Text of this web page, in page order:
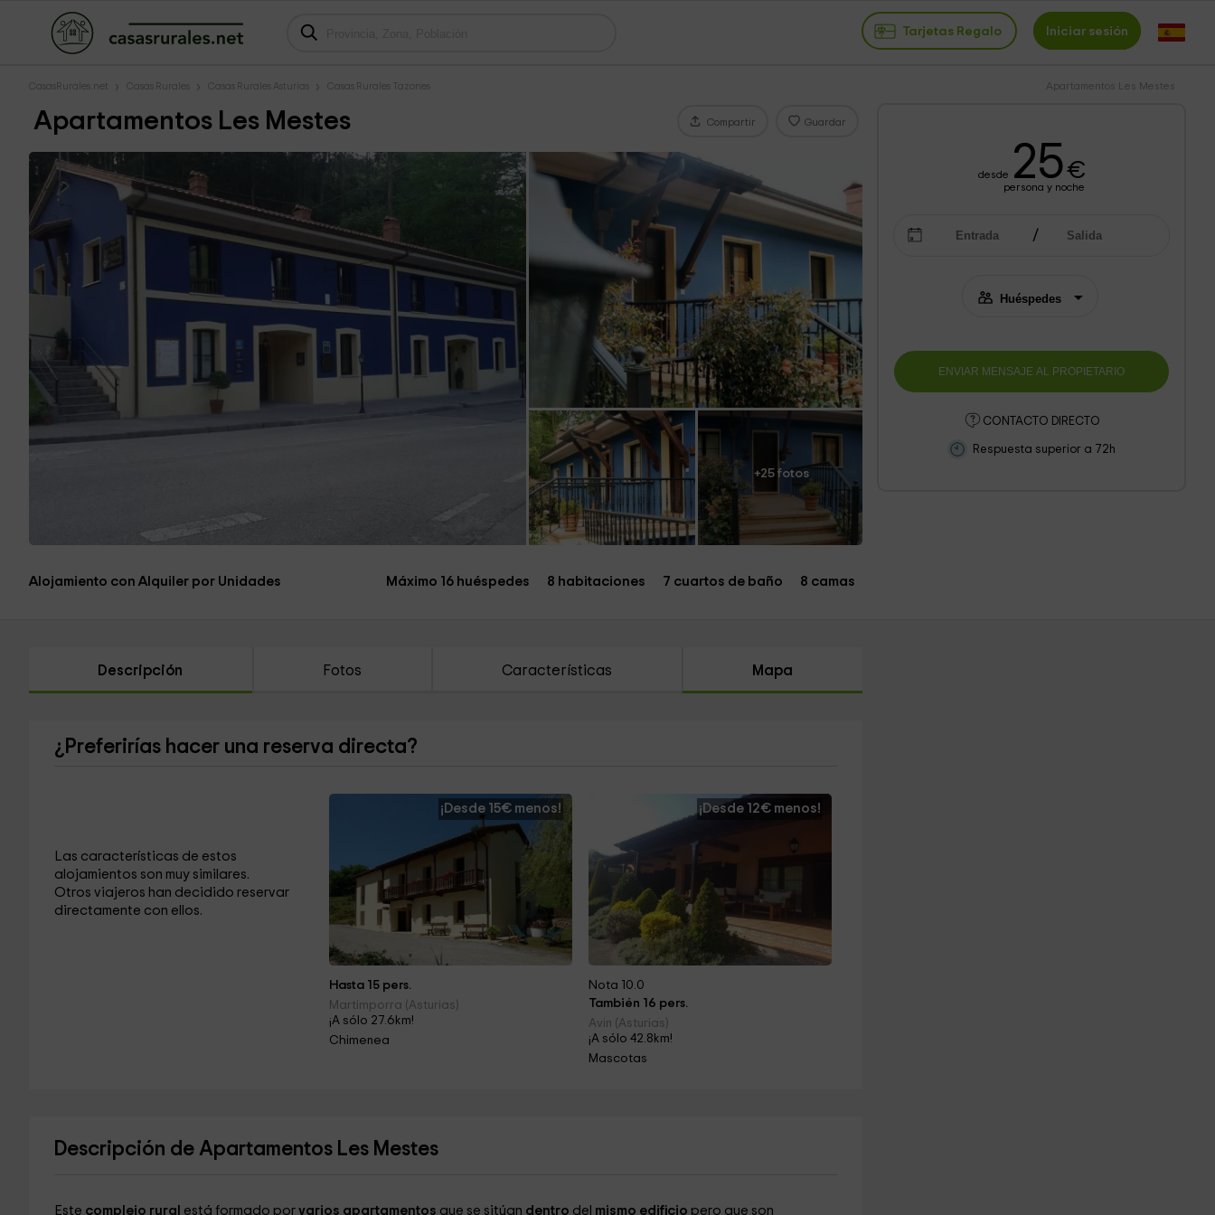
Tarjetas Regalo Iniciar sesión
CasasRurales.net Casas Rurales Casas Rurales Asturias Casas Rurales Tazones Apartamentos Les Mestes
Apartamentos Les Mestes Compartir Guardar
+25 fotos
desde 25€
persona y noche
CONTACTO DIRECTO
Respuesta superior a 72h
Alojamiento con Alquiler por Unidades Máximo 16 huéspedes 8 habitaciones 7 cuartos de baño 8 camas
Descripción Fotos Características Mapa
¿Preferirías hacer una reserva directa?
Las características de estos
alojamientos son muy similares.
Otros viajeros han decidido reservar
directamente con ellos.
¡Desde 15€ menos!
Hasta 15 pers.
Martimporra (Asturias)
¡A sólo 27.6km!
Chimenea
¡Desde 12€ menos!
Nota 10.0
También 16 pers.
Avin (Asturias)
¡A sólo 42.8km!
Mascotas
Descripción de Apartamentos Les Mestes
Este complejo rural está formado por varios apartamentos que se sitúan dentro del mismo edificio pero que son